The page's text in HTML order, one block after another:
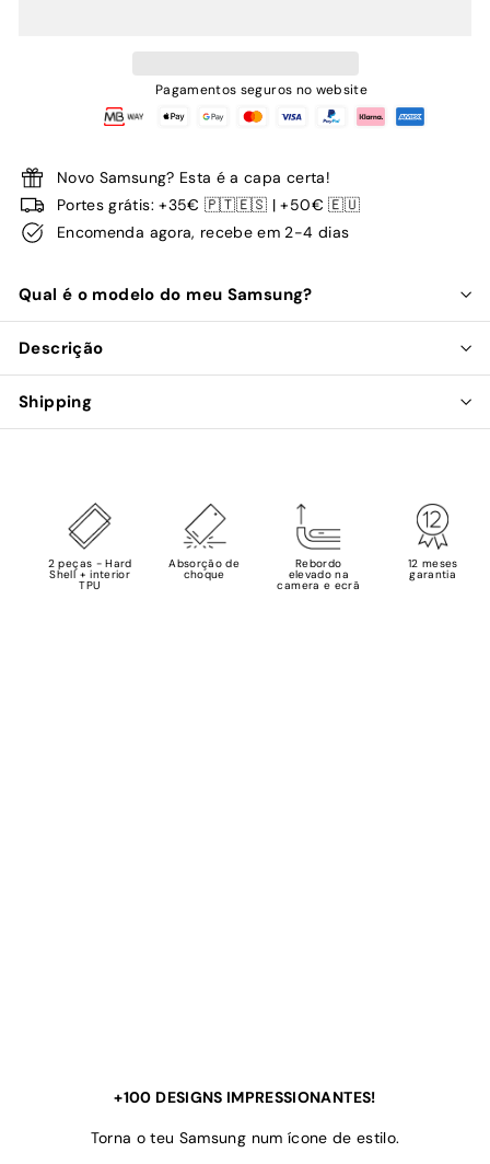
Pagamentos seguros no website
Novo Samsung? Esta é a capa certa!
Portes grátis: +35€ 🇵🇹🇪🇸 | +50€ 🇪🇺
Encomenda agora, recebe em 2-4 dias
Qual é o modelo do meu Samsung?
Descrição
Shipping
2 peças - Hard
Shell + interior
TPU
Absorção de
choque
Rebordo
elevado na
camera e ecrã
12 meses
garantia
+100 DESIGNS IMPRESSIONANTES!
Torna o teu Samsung num ícone de estilo.